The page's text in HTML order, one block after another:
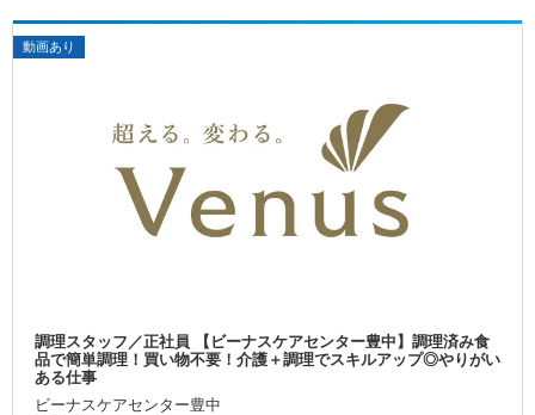
動画あり
調理スタッフ／正社員 【ビーナスケアセンター豊中】調理済み食
品で簡単調理！買い物不要！介護＋調理でスキルアップ◎やりがい
ある仕事
ビーナスケアセンター豊中